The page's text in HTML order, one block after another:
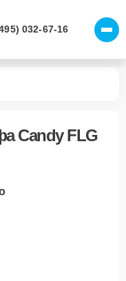
032-67-16
Candy FLG